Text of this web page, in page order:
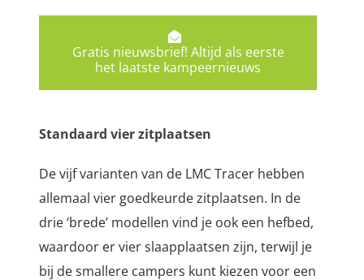
Gratis nieuwsbrief! Altijd als eerste
het laatste kampeernieuws
Standaard vier zitplaatsen
De vijf varianten van de LMC Tracer hebben
allemaal vier goedkeurde zitplaatsen. In de
drie ‘brede’ modellen vind je ook een hefbed,
waardoor er vier slaapplaatsen zijn, terwijl je
bij de smallere campers kunt kiezen voor een